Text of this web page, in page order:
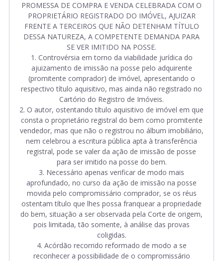
PROMESSA DE COMPRA E VENDA CELEBRADA COM O
PROPRIETÁRIO REGISTRADO DO IMÓVEL, AJUIZAR
FRENTE A TERCEIROS QUE NÃO DETENHAM TÍTULO
DESSA NATUREZA, A COMPETENTE DEMANDA PARA
SE VER IMITIDO NA POSSE.
1. Controvérsia em torno da viabilidade jurídica do
ajuizamento de imissão na posse pelo adquirente
(promitente comprador) de imóvel, apresentando o
respectivo título aquisitivo, mas ainda não registrado no
Cartório do Registro de Imóveis.
2. O autor, ostentando título aquisitivo de imóvel em que
consta o proprietário registral do bem como promitente
vendedor, mas que não o registrou no álbum imobiliário,
nem celebrou a escritura pública apta à transferência
registral, pode se valer da ação de imissão de posse
para ser imitido na posse do bem.
3. Necessário apenas verificar de modo mais
aprofundado, no curso da ação de imissão na posse
movida pelo compromissário comprador, se os réus
ostentam título que lhes possa franquear a propriedade
do bem, situação a ser observada pela Corte de origem,
pois limitada, tão somente, à análise das provas
coligidas.
4. Acórdão recorrido reformado de modo a se
reconhecer a possibilidade de o compromissário